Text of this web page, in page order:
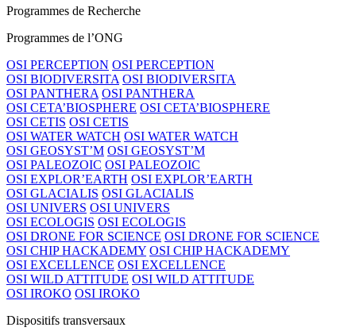
Programmes de Recherche
Programmes de l’ONG
OSI PERCEPTION OSI PERCEPTION
OSI BIODIVERSITA OSI BIODIVERSITA
OSI PANTHERA OSI PANTHERA
OSI CETA’BIOSPHERE OSI CETA’BIOSPHERE
OSI CETIS OSI CETIS
OSI WATER WATCH OSI WATER WATCH
OSI GEOSYST’M OSI GEOSYST’M
OSI PALEOZOIC OSI PALEOZOIC
OSI EXPLOR’EARTH OSI EXPLOR’EARTH
OSI GLACIALIS OSI GLACIALIS
OSI UNIVERS OSI UNIVERS
OSI ECOLOGIS OSI ECOLOGIS
OSI DRONE FOR SCIENCE OSI DRONE FOR SCIENCE
OSI CHIP HACKADEMY OSI CHIP HACKADEMY
OSI EXCELLENCE OSI EXCELLENCE
OSI WILD ATTITUDE OSI WILD ATTITUDE
OSI IROKO OSI IROKO
Dispositifs transversaux